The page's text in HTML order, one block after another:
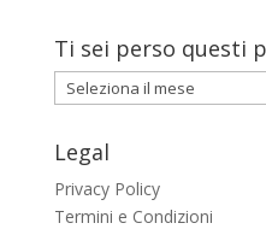
Ti sei perso questi
sei
perso
questi
post?
Legal
Privacy Policy
Termini e Condizioni